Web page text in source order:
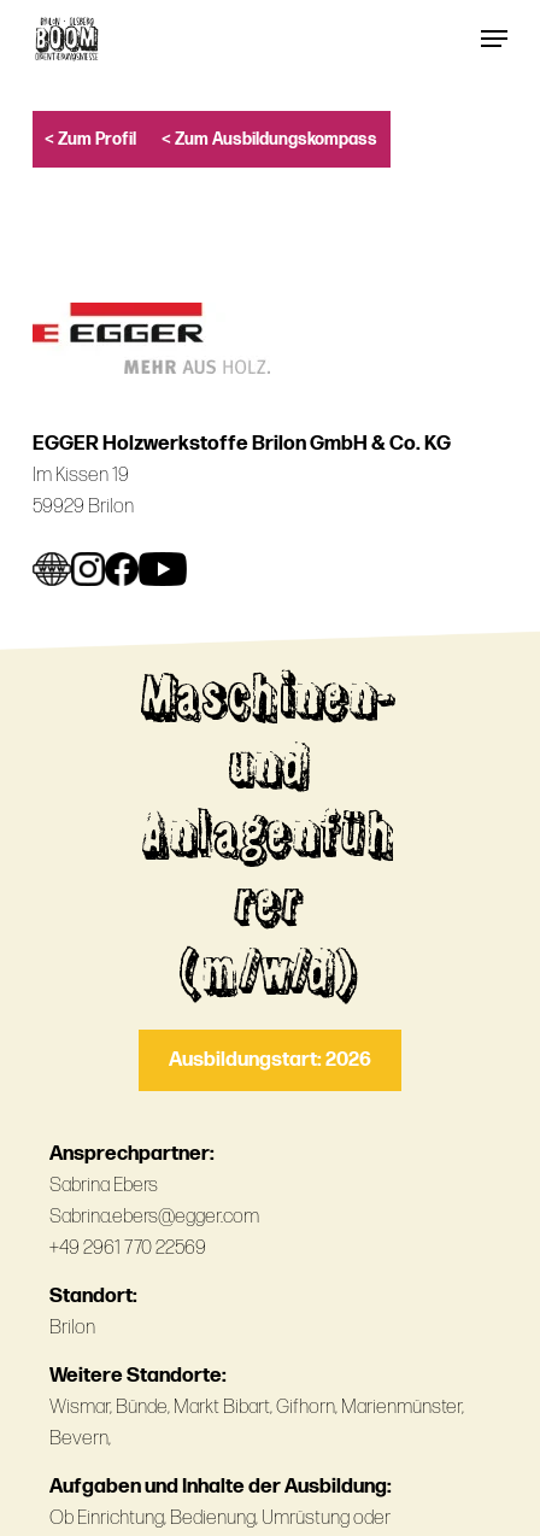
content
Menu
< Zum Profil < Zum Ausbildungskompass
EGGER Holzwerkstoffe Brilon GmbH & Co. KG
Im Kissen 19
59929 Brilon
Maschinen-
und
Anlagenfüh
rer
(m/w/d)
Ausbildungstart: 2026
Ansprechpartner:
Sabrina Ebers
Sabrina.ebers@egger.com
+49 2961 770 22569
Standort:
Brilon
Weitere Standorte:
Wismar, Bünde, Markt Bibart, Gifhorn, Marienmünster,
Bevern,
Aufgaben und Inhalte der Ausbildung:
Ob Einrichtung, Bedienung, Umrüstung oder